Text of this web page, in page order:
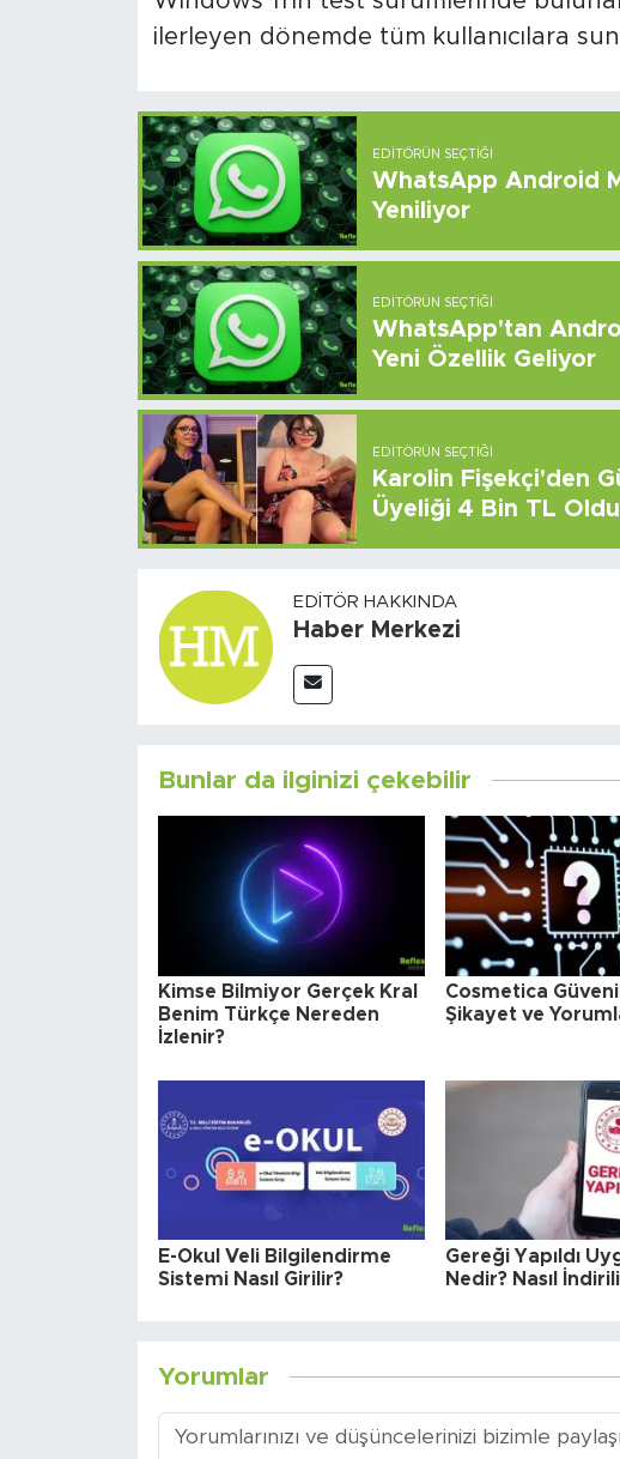
ilerleyen dönemde tüm kullanıcılara
EDITÖRÜN SEÇTIĞI
WhatsApp Android
Yeniliyor
EDITÖRÜN SEÇTIĞI
WhatsApp'tan
Yeni Özellik Geliyor
EDITÖRÜN SEÇTIĞI
Karolin Fişekçi'den
Üyeliği 4 Bin TL Oldu
EDITÖR HAKKINDA
Haber Merkezi
Bunlar da ilginizi çekebilir
Kimse Bilmiyor Gerçek Kral
Benim Türkçe Nereden
İzlenir?
Cosmetica
Şikayet ve
E-Okul Veli Bilgilendirme
Sistemi Nasıl Girilir?
Gereği Yapıldı
Nedir? Nasıl
Yorumlar